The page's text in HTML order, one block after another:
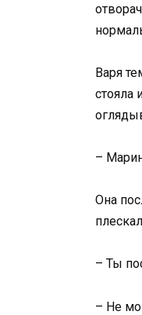
Варя
стояла
–
Она
– Ты
– Не